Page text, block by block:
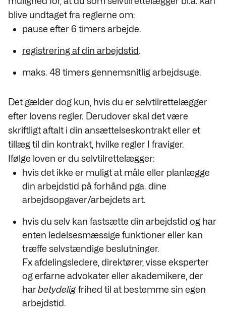
blive undtaget fra reglerne om:
pause efter 6 timers arbejde.
registrering af din arbejdstid.
maks. 48 timers gennemsnitlig arbejdsuge.
Det gælder dog kun, hvis du er selvtilrettelægger
efter lovens regler. Derudover skal det være
skriftligt aftalt i din ansættelseskontrakt eller et
tillæg til din kontrakt, hvilke regler I fraviger.
Ifølge loven er du selvtilrettelægger:
hvis det ikke er muligt at måle eller planlægge
din arbejdstid på forhånd pga. dine
arbejdsopgaver/arbejdets art.
hvis du selv kan fastsætte din arbejdstid og har
enten ledelsesmæssige funktioner eller kan
træffe selvstændige beslutninger.
Fx afdelingsledere, direktører, visse eksperter
og erfarne advokater eller akademikere, der
harbetydeligfrihed til at bestemme sin egen
arbejdstid.